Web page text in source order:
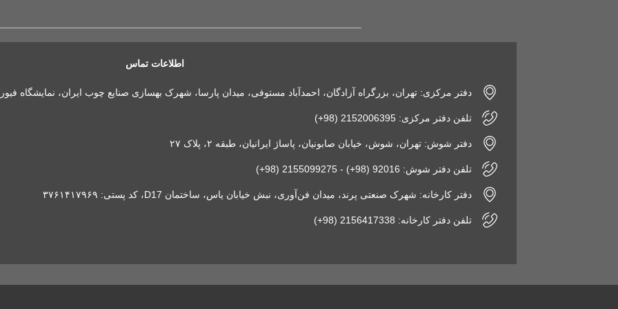
اطلاعات تماس
دفتر مرکزی: تهران، بزرگراه آزادگان، احمدآباد مستوفی، میدان پارسا، شهرک بهسازی صنایع چوب ایران، نمایشگاه
تلفن دفتر مرکزی: 2152006395 (98+)
دفتر شوش: تهران، شوش، خیابان صابونیان، پاساژ ایرانیان، طبقه ۲، پلاک ۲۷
تلفن دفتر شوش: 92016 (98+) - 2155099275 (98+)
دفتر کارخانه: شهرک صنعتی پرند، میدان فن‌آوری، نبش خیابان یاس، ساختمان D17، کد پستی: ۳۷۶۱۴۱۷۹۶۹
تلفن دفتر کارخانه: 2156417338 (98+)